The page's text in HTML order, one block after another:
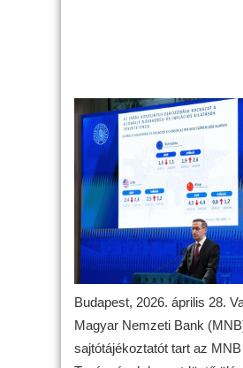
Budapest, 2026. április 28.
Magyar Nemzeti Bank
sajtótájékoztatót tart az